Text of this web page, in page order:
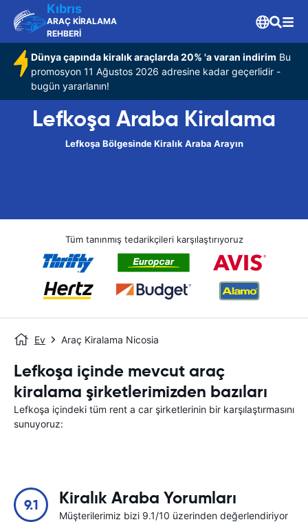
Kıbrıs
ARAÇ KİRALAMA
REHBERİ
Dünya çapında kiralık araçlarda 20% 'a varan indirim Bu
promosyon 11 Ağustos 2026 adresine kadar geçerlidir -
bugün yararlanın!
Lefkoşa Araba Kiralama
Lefkoşa Bölgesinde Kiralık Araba Arayın
Tüm tanınmış tedarikçileri karşılaştırıyoruz
Ev Araç Kiralama Nicosia
Lefkoşa içinde mevcut araç
kiralama şirketlerimizden bazıları
Lefkoşa içindeki tüm rent a car şirketlerinin bir karşılaştırmasını
sunuyoruz:
9.1 Kiralık Araba Yorumları
Müşterilerimiz bizi 9.1/10 üzerinden değerlendiriyor